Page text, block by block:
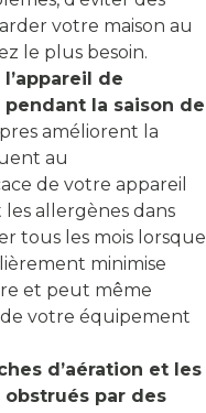
votre maison au
le plus besoin.
de
la saison de
améliorent la
au
de votre appareil
allergènes dans
tous les mois lorsque
minimise
et peut même
votre équipement
d’aération et les
par des